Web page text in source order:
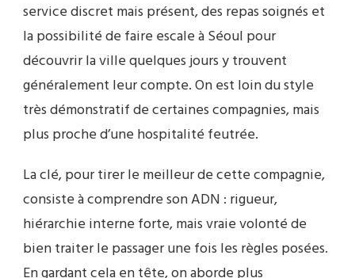
service discret mais présent, des repas soignés et
la possibilité de faire escale à Séoul pour
découvrir la ville quelques jours y trouvent
généralement leur compte. On est loin du style
très démonstratif de certaines compagnies, mais
plus proche d’une hospitalité feutrée.
La clé, pour tirer le meilleur de cette compagnie,
consiste à comprendre son ADN : rigueur,
hiérarchie interne forte, mais vraie volonté de
bien traiter le passager une fois les règles posées.